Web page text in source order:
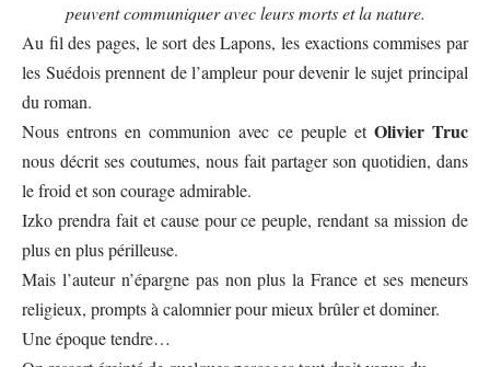
peuvent communiquer avec leurs morts et la nature.
Au fil des pages, le sort des Lapons, les exactions commises par
les Suédois prennent de l’ampleur pour devenir le sujet principal
du roman.
Nous entrons en communion avec ce peuple et Olivier Truc
nous décrit ses coutumes, nous fait partager son quotidien, dans
le froid et son courage admirable.
Izko prendra fait et cause pour ce peuple, rendant sa mission de
plus en plus périlleuse.
Mais l’auteur n’épargne pas non plus la France et ses meneurs
religieux, prompts à calomnier pour mieux brûler et dominer.
Une époque tendre…